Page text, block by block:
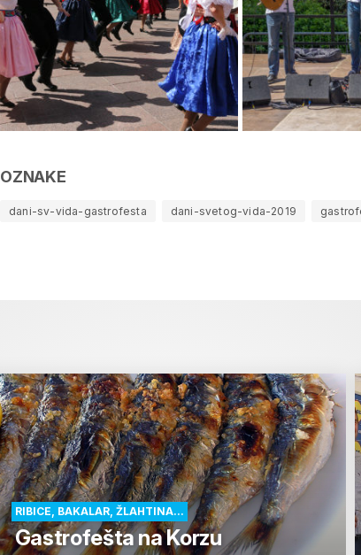
OZNAKE
dani-sv-vida-gastrofesta dani-svetog-vida-2019
RIBICE, BAKALAR, ŽLAHTINA...
Gastrofešta na Korzu